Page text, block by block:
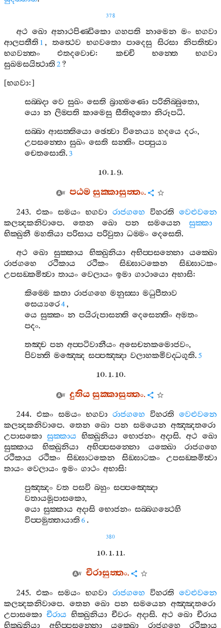
378
අථ ඛො අනාථපිණ‍්ඩිකො ගහපති නාමෙන මං භගවා
ආලපතීති 1 , තත්‍ථෙව භගවතො පාදෙසු සිරසා නිපතිත්‍වා
භගවන‍්තං
එතදවොච: කච‍්චි භන‍්තෙ
භගවා
සුඛමසයිත්‍ථාති 2 ?
[භගවා:]
සබ‍්බදා වෙ සුඛං සෙති බ්‍රාහ‍්මණො පරිනිබ‍්බුතො,
යො න ලිම‍්පති කාමෙසු සීතිභූතො නිරූපධි.
සබ‍්බා ආසත‍්තියො ඡෙත්‍වා විනෙය්‍ය හදයෙ දරං,
උපසන‍්තො සුඛං සෙති සන‍්තිං පප‍්පුය්‍ය
චෙතසොති. 3
10. 1. 9.
පඨමසුක‍්කාසුත‍්තං.
243. එකං සමයං භගවා රාජගහෙ විහරති වෙළුවනෙ
කලන්‍දකනිවාපෙ. තෙන ඛො පන සමයෙන
සුක‍්කා
භික‍්ඛුනී මහතියා පරිසාය පරිවුතා ධම‍්මං දෙසෙති.
අථ
ඛො සුක‍්කාය භික‍්ඛුනියා අභිප‍්පසන‍්නො
යක‍්ඛො
රාජගහෙ
රථිකාය රථිකං සිඞ‍්ඝාටකෙන
සිඞ‍්ඝාටකං
උපසඞ‍්කමිත්‍වා තායං වෙලායං ඉමා ගාථායො අභාසි:
කිම‍්මෙ කතා රාජගහෙ මනුස‍්සා මධුපීතාව
සෙය්‍යරෙ4,
යෙ සුක‍්කං න පයිරුපාසන‍්ති දෙසෙන‍්තිං අමතං
පදං.
තඤ‍්ච පන අප‍්පටිවානීයං අසෙචනකමොජවං,
පිවන‍්ති මඤ‍්ඤෙ සප‍්පඤ‍්ඤා වලාහකමිවද‍්ධගූති. 5
10. 1. 10.
දුතියසුක‍්කාසුත‍්තං.
244. එකං සමයං භගවා රාජගහෙ විහරති වෙළුවනෙ
කලන්‍දකනිවාපෙ. තෙන ඛො පන සමයෙන අඤ‍්ඤතරො
උපාසකො සුක‍්කාය භික‍්ඛුනියා භොජනං අදාසි. අථ ඛො
සුක‍්කාය
භික‍්ඛුනියා අභිප‍්පසන‍්නො යක‍්ඛො
රාජගහෙ
රථිකාය
රථිකං සිඞ‍්ඝාටකෙන සිඞ‍්ඝාටකං
උපසඞ‍්කමිත්‍වා
තායං වෙලායං ඉමං ගාථං අභාසි:
පුඤ‍්ඤං වත පසවි බහුං සප‍්පඤ‍්ඤො
වතායමූපාසකො,
යො සුක‍්කාය අදාසි භොජනං සබ‍්බගන්‍ථෙහි
විප‍්පමුත‍්තායාති 6 .
380
10. 1. 11.
චීරාසුත‍්තං.
245. එකං සමයං භගවා රාජගහෙ විහරති වෙළුවනෙ
කලන්‍දකනිවාපෙ. තෙන ඛො පන සමයෙන අඤ‍්ඤතරො
උපාසකො චීරාය භික‍්ඛුනියා චීවරං අදාසි. අථ ඛො චීරාය
භික‍්ඛුනියා
අභිප‍්පසන‍්නො යක‍්ඛො රාජගහෙ රථිකාය